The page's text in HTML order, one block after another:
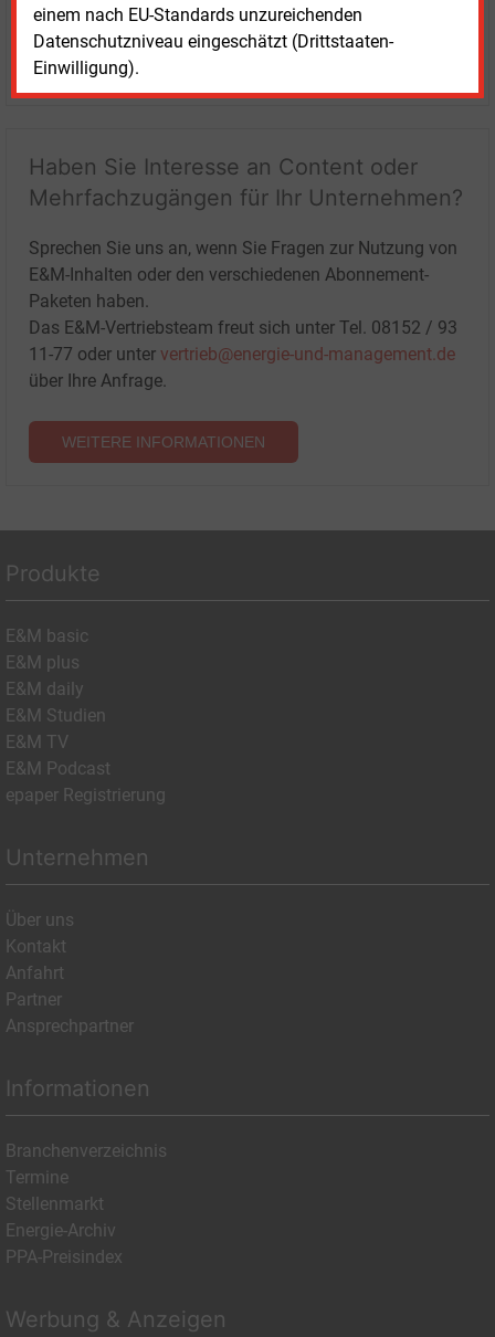
einem nach EU-Standards unzureichenden
Datenschutzniveau eingeschätzt (Drittstaaten-
Einwilligung).
LOGIN
Haben Sie Interesse an Content oder
Mehrfachzugängen für Ihr Unternehmen?
Sprechen Sie uns an, wenn Sie Fragen zur Nutzung von
E&M-Inhalten oder den verschiedenen Abonnement-
Paketen haben.
Das E&M-Vertriebsteam freut sich unter Tel. 08152 / 93
11-77 oder unter vertrieb@energie-und-management.de
über Ihre Anfrage.
WEITERE INFORMATIONEN
Produkte
E&M basic
E&M plus
E&M daily
E&M Studien
E&M TV
E&M Podcast
epaper Registrierung
Unternehmen
Über uns
Kontakt
Anfahrt
Partner
Ansprechpartner
Informationen
Branchenverzeichnis
Termine
Stellenmarkt
Energie-Archiv
PPA-Preisindex
Werbung & Anzeigen